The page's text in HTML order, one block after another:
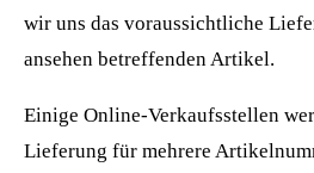
wir uns das voraussichtliche
ansehen betreffenden Artikel.
Einige Online-Verkaufsstellen
Lieferung für mehrere